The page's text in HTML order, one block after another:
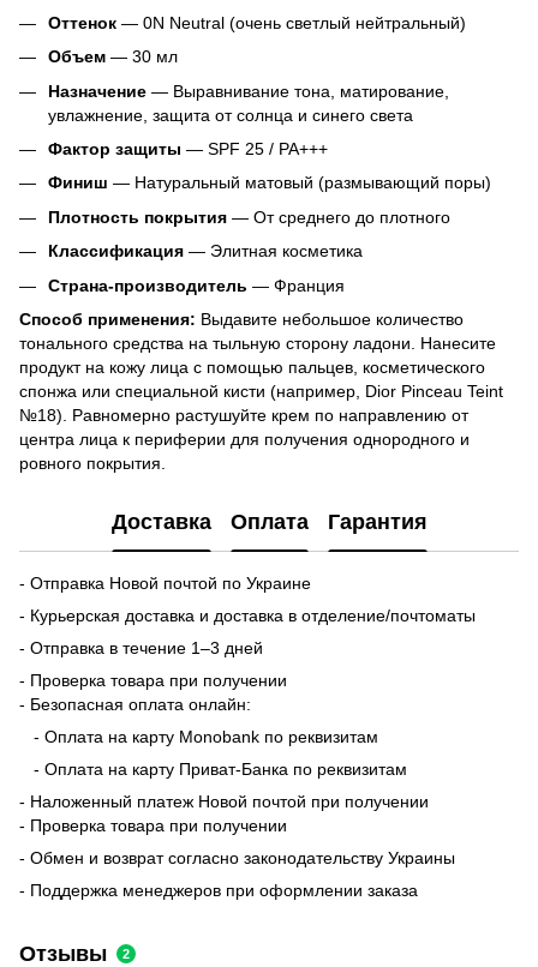
Оттенок — 0N Neutral (очень светлый нейтральный)
Объем — 30 мл
Назначение — Выравнивание тона, матирование,
увлажнение, защита от солнца и синего света
Фактор защиты — SPF 25 / PA+++
Финиш — Натуральный матовый (размывающий поры)
Плотность покрытия — От среднего до плотного
Классификация — Элитная косметика
Страна-производитель — Франция
Способ применения: Выдавите небольшое количество
тонального средства на тыльную сторону ладони. Нанесите
продукт на кожу лица с помощью пальцев, косметического
спонжа или специальной кисти (например, Dior Pinceau Teint
№18). Равномерно растушуйте крем по направлению от
центра лица к периферии для получения однородного и
ровного покрытия.
Доставка Оплата Гарантия
- Отправка Новой почтой по Украине
- Курьерская доставка и доставка в отделение/почтоматы
- Отправка в течение 1–3 дней
- Проверка товара при получении
- Безопасная оплата онлайн:
- Оплата на карту Monobank по реквизитам
- Оплата на карту Приват-Банка по реквизитам
- Наложенный платеж Новой почтой при получении
- Проверка товара при получении
- Обмен и возврат согласно законодательству Украины
- Поддержка менеджеров при оформлении заказа
Отзывы 2